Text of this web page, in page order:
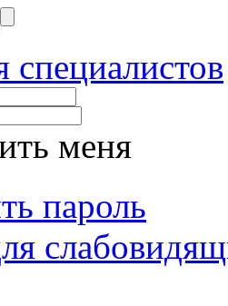
специалистов
меня
пароль